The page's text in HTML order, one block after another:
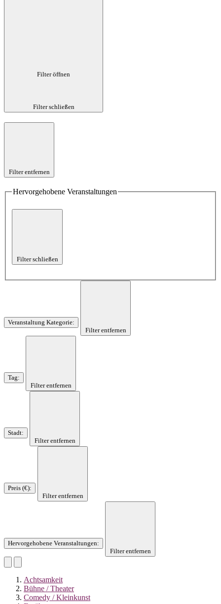
Filter öffnen
Filter schließen
Filter entfernen
Hervorgehobene Veranstaltungen
Filter schließen
Veranstaltung Kategorie:
Filter entfernen
Tag:
Filter entfernen
Stadt:
Filter entfernen
Preis (€):
Filter entfernen
Hervorgehobene Veranstaltungen:
Filter entfernen
Achtsamkeit
Bühne / Theater
Comedy / Kleinkunst